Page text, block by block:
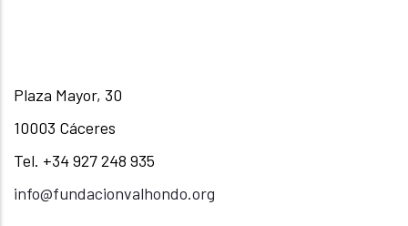
Plaza Mayor, 30
10003 Cáceres
Tel. +34 927 248 935
info@fundacionvalhondo.org